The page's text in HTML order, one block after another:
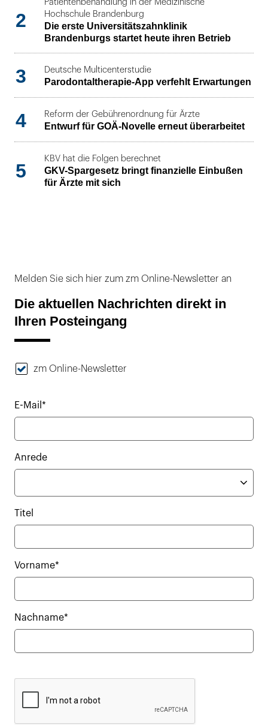
2
Patientenbehandlung in der Medizinische
Hochschule Brandenburg
Die erste Universitätszahnklinik
Brandenburgs startet heute ihren Betrieb
3 Deutsche Multicenterstudie
Parodontaltherapie-App verfehlt Erwartungen
4 Reform der Gebührenordnung für Ärzte
Entwurf für GOÄ-Novelle erneut überarbeitet
5
KBV hat die Folgen berechnet
GKV-Spargesetz bringt finanzielle Einbußen
für Ärzte mit sich
Melden Sie sich hier zum zm Online-Newsletter an
Die aktuellen Nachrichten direkt in
Ihren Posteingang
zm Online-Newsletter
E-Mail*
Anrede
Titel
Vorname*
Nachname*